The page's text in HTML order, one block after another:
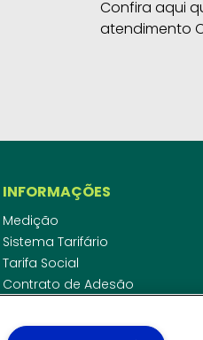
Confira aqui
atendimento
INFORMAÇÕES
Medição
Sistema Tarifário
Tarifa Social
Contrato de Adesão
Agências Reguladoras